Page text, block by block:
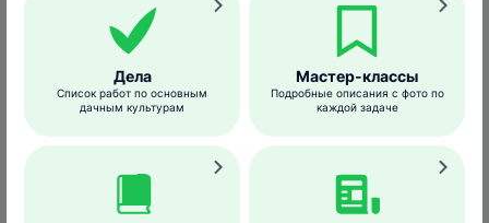
Гнездование
Дела
Список работ по основным
дачным культурам
Мастер-классы
Подробные описания с фото по
каждой задаче